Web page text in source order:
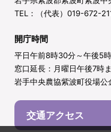
TEL：（代表）019-672-
開庁時間
平日午前8時30分～午後5
窓口延長：月曜日午後7時
岩手中央農協紫波町役場
交通アクセス